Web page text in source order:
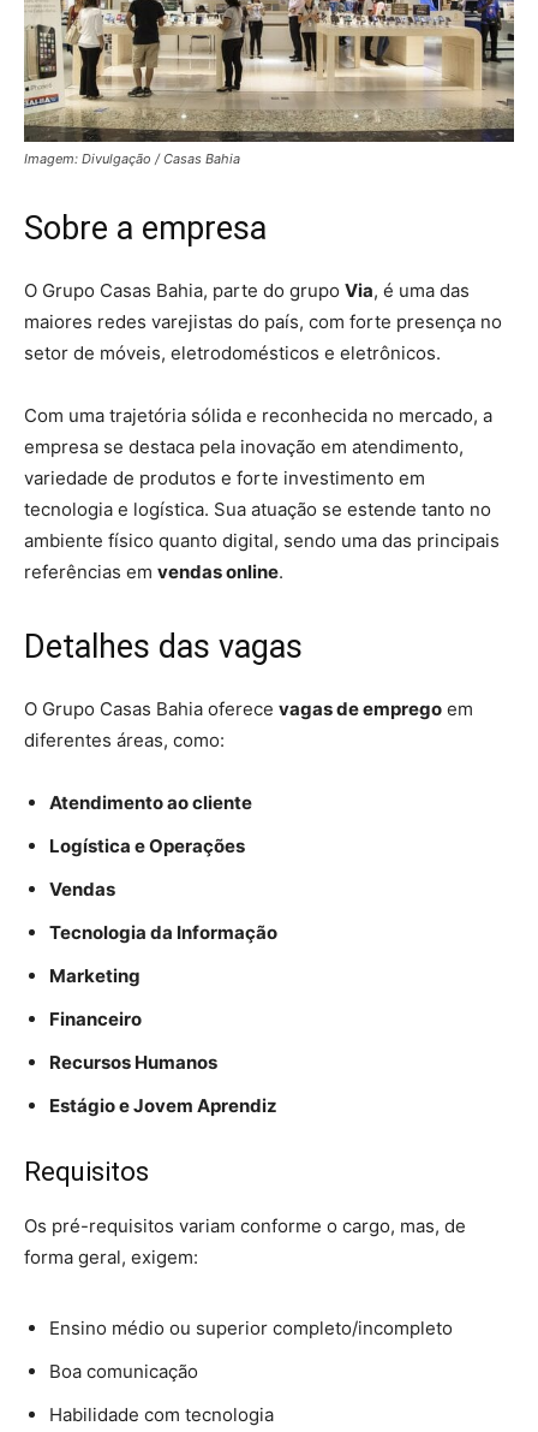
Imagem: Divulgação / Casas Bahia
Sobre a empresa
O Grupo Casas Bahia, parte do grupo Via, é uma das
maiores redes varejistas do país, com forte presença no
setor de móveis, eletrodomésticos e eletrônicos.
Com uma trajetória sólida e reconhecida no mercado, a
empresa se destaca pela inovação em atendimento,
variedade de produtos e forte investimento em
tecnologia e logística. Sua atuação se estende tanto no
ambiente físico quanto digital, sendo uma das principais
referências em vendas online.
Detalhes das vagas
O Grupo Casas Bahia oferece vagas de emprego em
diferentes áreas, como:
Atendimento ao cliente
Logística e Operações
Vendas
Tecnologia da Informação
Marketing
Financeiro
Recursos Humanos
Estágio e Jovem Aprendiz
Requisitos
Os pré-requisitos variam conforme o cargo, mas, de
forma geral, exigem:
Ensino médio ou superior completo/incompleto
Boa comunicação
Habilidade com tecnologia